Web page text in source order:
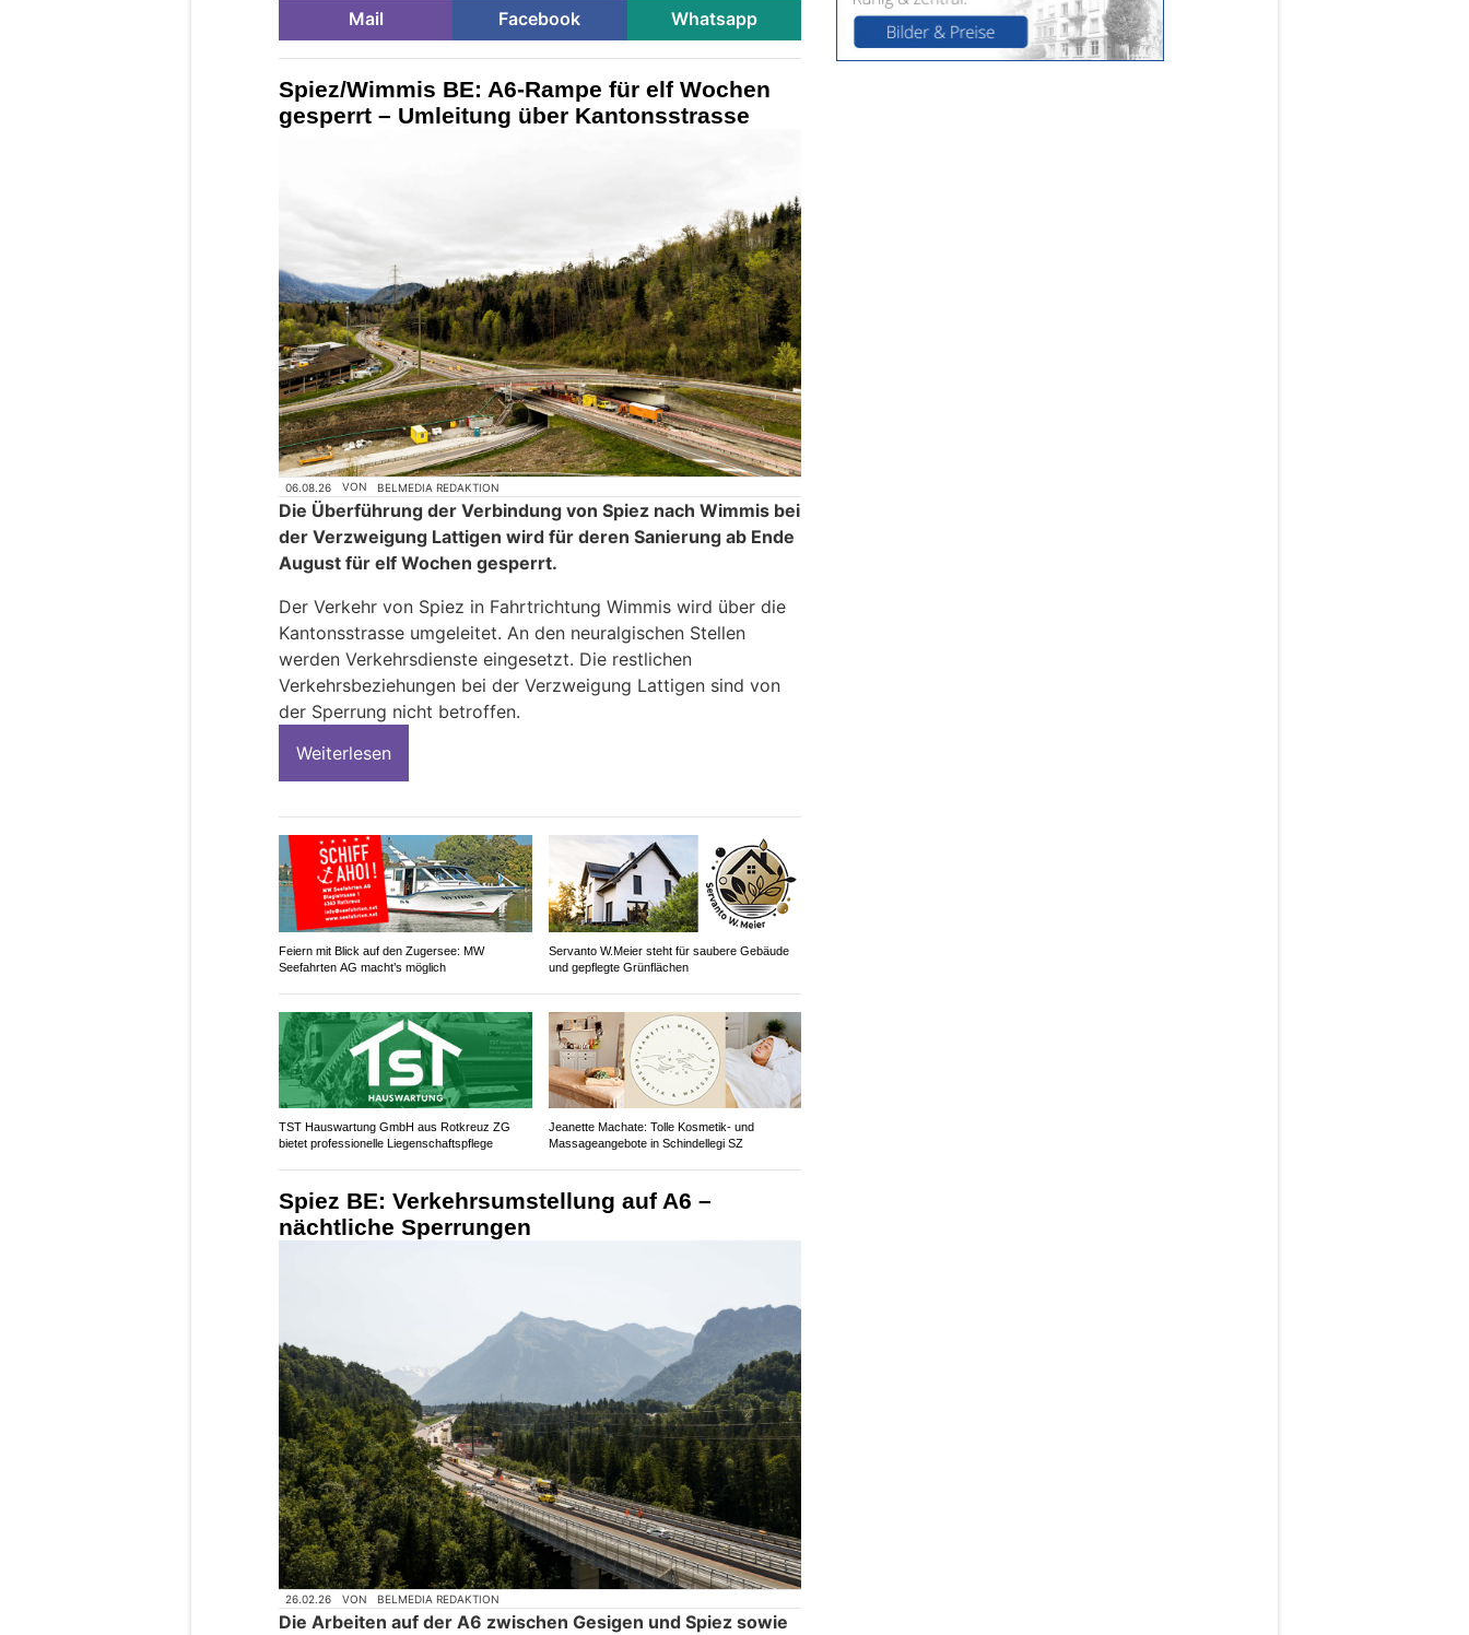
Mail
Facebook Whatsapp
Spiez/Wimmis BE: A6-Rampe für elf Wochen
gesperrt – Umleitung über Kantonsstrasse
06.08.26 VON BELMEDIA REDAKTION
Die Überführung der Verbindung von Spiez nach Wimmis bei
der Verzweigung Lattigen wird für deren Sanierung ab Ende
August für elf Wochen gesperrt.
Der Verkehr von Spiez in Fahrtrichtung Wimmis wird über die
Kantonsstrasse umgeleitet. An den neuralgischen Stellen
werden Verkehrsdienste eingesetzt. Die restlichen
Verkehrsbeziehungen bei der Verzweigung Lattigen sind von
der Sperrung nicht betroffen.
Weiterlesen
Feiern mit Blick auf den Zugersee: MW
Seefahrten AG macht’s möglich
Servanto W.Meier steht für saubere Gebäude
und gepflegte Grünflächen
TST Hauswartung GmbH aus Rotkreuz ZG
bietet professionelle Liegenschaftspflege
Jeanette Machate: Tolle Kosmetik- und
Massageangebote in Schindellegi SZ
Spiez BE: Verkehrsumstellung auf A6 –
nächtliche Sperrungen
26.02.26 VON BELMEDIA REDAKTION
Die Arbeiten auf der A6 zwischen Gesigen und Spiez sowie